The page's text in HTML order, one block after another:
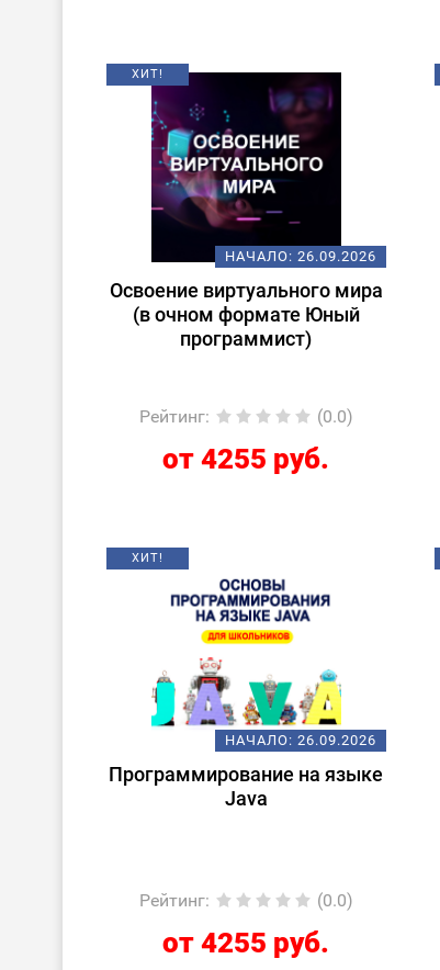
ХИТ!
НАЧАЛО: 26.09.2026
Освоение виртуального мира
(в очном формате Юный
программист)
Рейтинг: (0.0)
от 4255 руб.
ХИТ!
НАЧАЛО: 26.09.2026
Программирование на языке
Java
Рейтинг: (0.0)
от 4255 руб.